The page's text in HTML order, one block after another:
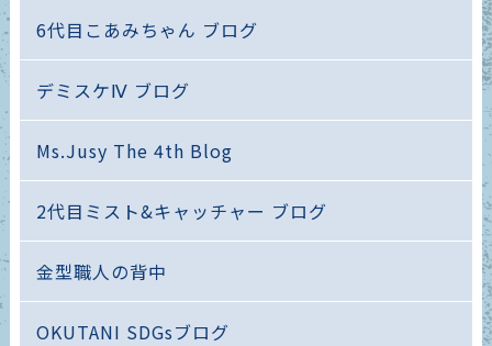
6代目こあみちゃん ブログ
デミスケⅣ ブログ
Ms.Jusy The 4th Blog
2代目ミスト&キャッチャー ブログ
金型職人の背中
OKUTANI SDGsブログ